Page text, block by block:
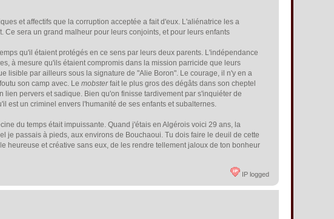
et affectifs que la corruption acceptée a fait d'eux. L'aliénatrice les a
sera un grand malheur pour leurs conjoints, et pour leurs enfants
qu'il étaient protégés en ce sens par leurs deux parents. L'indépendance
à mesure qu'ils étaient compromis dans la mission parricide que leurs
lisible par ailleurs sous la signature de "Alie Boron". Le courage, il n'y en a
son camp avec. Lemobsterfait le plus gros des dégâts dans son cheptel
pervers et sadique. Bien qu'on finisse tardivement par s'inquiéter de
est un criminel envers l'humanité de ses enfants et subalternes.
du temps était impuissante. Quand j'étais en Algérois voici 29 ans, la
je passais à pieds, aux environs de Bouchaoui. Tu dois faire le deuil de cette
heureuse et créative sans eux, de les rendre tellement jaloux de ton bonheur
IP logged